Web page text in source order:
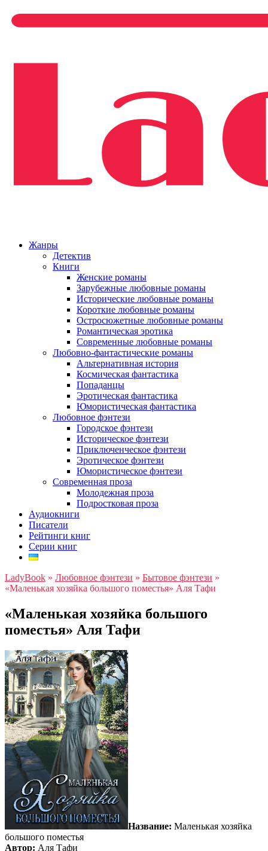
Жанры
Детектив
Книги
Женские романы
Зарубежные любовные романы
Исторические любовные романы
Короткие любовные романы
Остросюжетные любовные романы
Романтическая эротика
Современные любовные романы
Любовно-фантастические романы
Альтернативная история
Космическая фантастика
Попаданцы
Эротическая фантастика
Юмористическая фантастика
Любовное фэнтези
Городское фэнтези
Историческое фэнтези
Приключенческое фэнтези
Эротическое фэнтези
Юмористическое фэнтези
Современная проза
Молодежная проза
Подростковая проза
Аудиокниги
Писатели
Рейтинги книг
Серии книг
LadyBook » Любовное фэнтези » Бытовое фэнтези »
«Маленькая хозяйка большого поместья» Аля Тафи
«Маленькая хозяйка большого
поместья» Аля Тафи
Название: Маленькая хозяйка
большого поместья
Автор: Аля Тафи